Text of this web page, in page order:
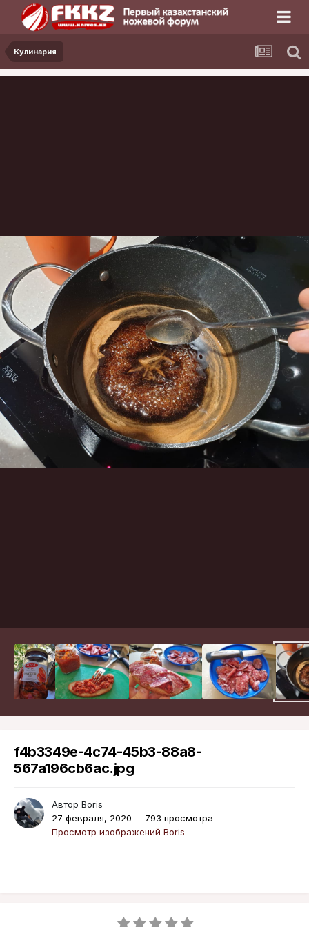
Кулинария
f4b3349e-4c74-45b3-88a8-
567a196cb6ac.jpg
Автор Boris
27 февраля, 2020
793 просмотра
Просмотр изображений Boris